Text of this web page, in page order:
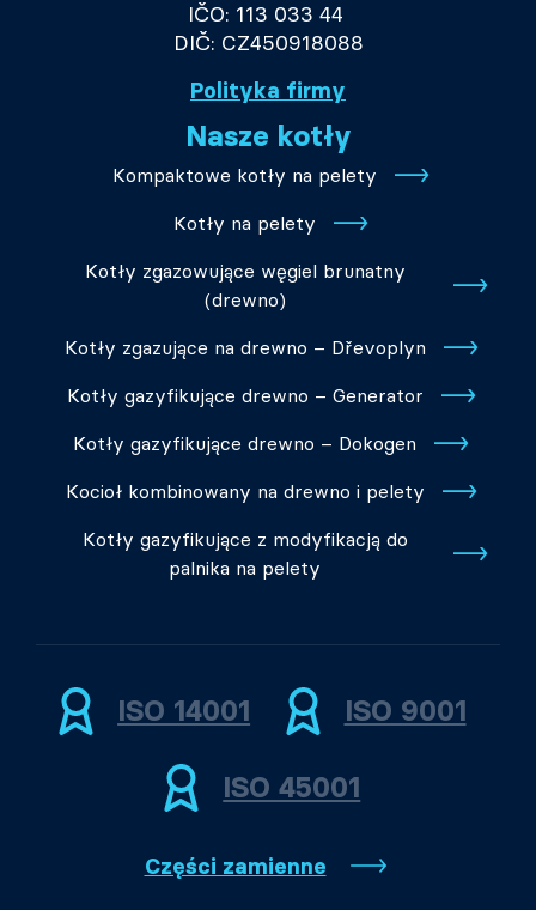
IČO: 113 033 44
DIČ: CZ450918088
Polityka firmy
Nasze kotły
Kompaktowe kotły na pelety
Kotły na pelety
Kotły zgazowujące węgiel brunatny
(drewno)
Kotły zgazujące na drewno – Dřevoplyn
Kotły gazyfikujące drewno – Generator
Kotły gazyfikujące drewno – Dokogen
Kocioł kombinowany na drewno i pelety
Kotły gazyfikujące z modyfikacją do
palnika na pelety
ISO 14001 ISO 9001
ISO 45001
Części zamienne